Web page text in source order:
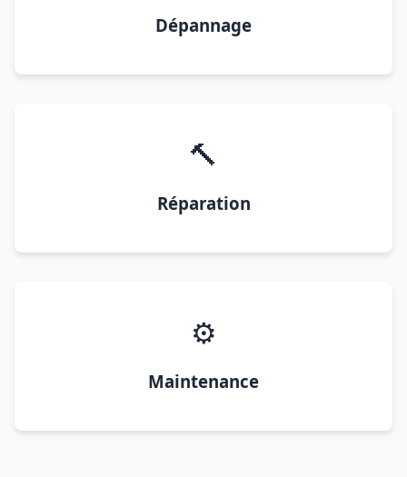
Dépannage
🔨
Réparation
⚙️
Maintenance